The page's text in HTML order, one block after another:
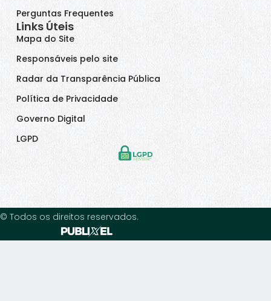
Perguntas Frequentes
Links Úteis
Mapa do Site
Responsáveis pelo site
Radar da Transparência Pública
Política de Privacidade
Governo Digital
LGPD
© Todos os direitos reservados.